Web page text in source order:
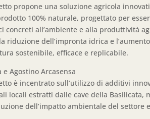
propone una soluzione agricola
100% naturale, progettato per
concreti all’ambiente e alla produttività
riduzione dell’impronta idrica e
sostenibile, efficace e replicabile.
e Agostino Arcasensa
è incentrato sull’utilizzo di additivi
locali estratti dalle cave della
dell’impatto ambientale del settore